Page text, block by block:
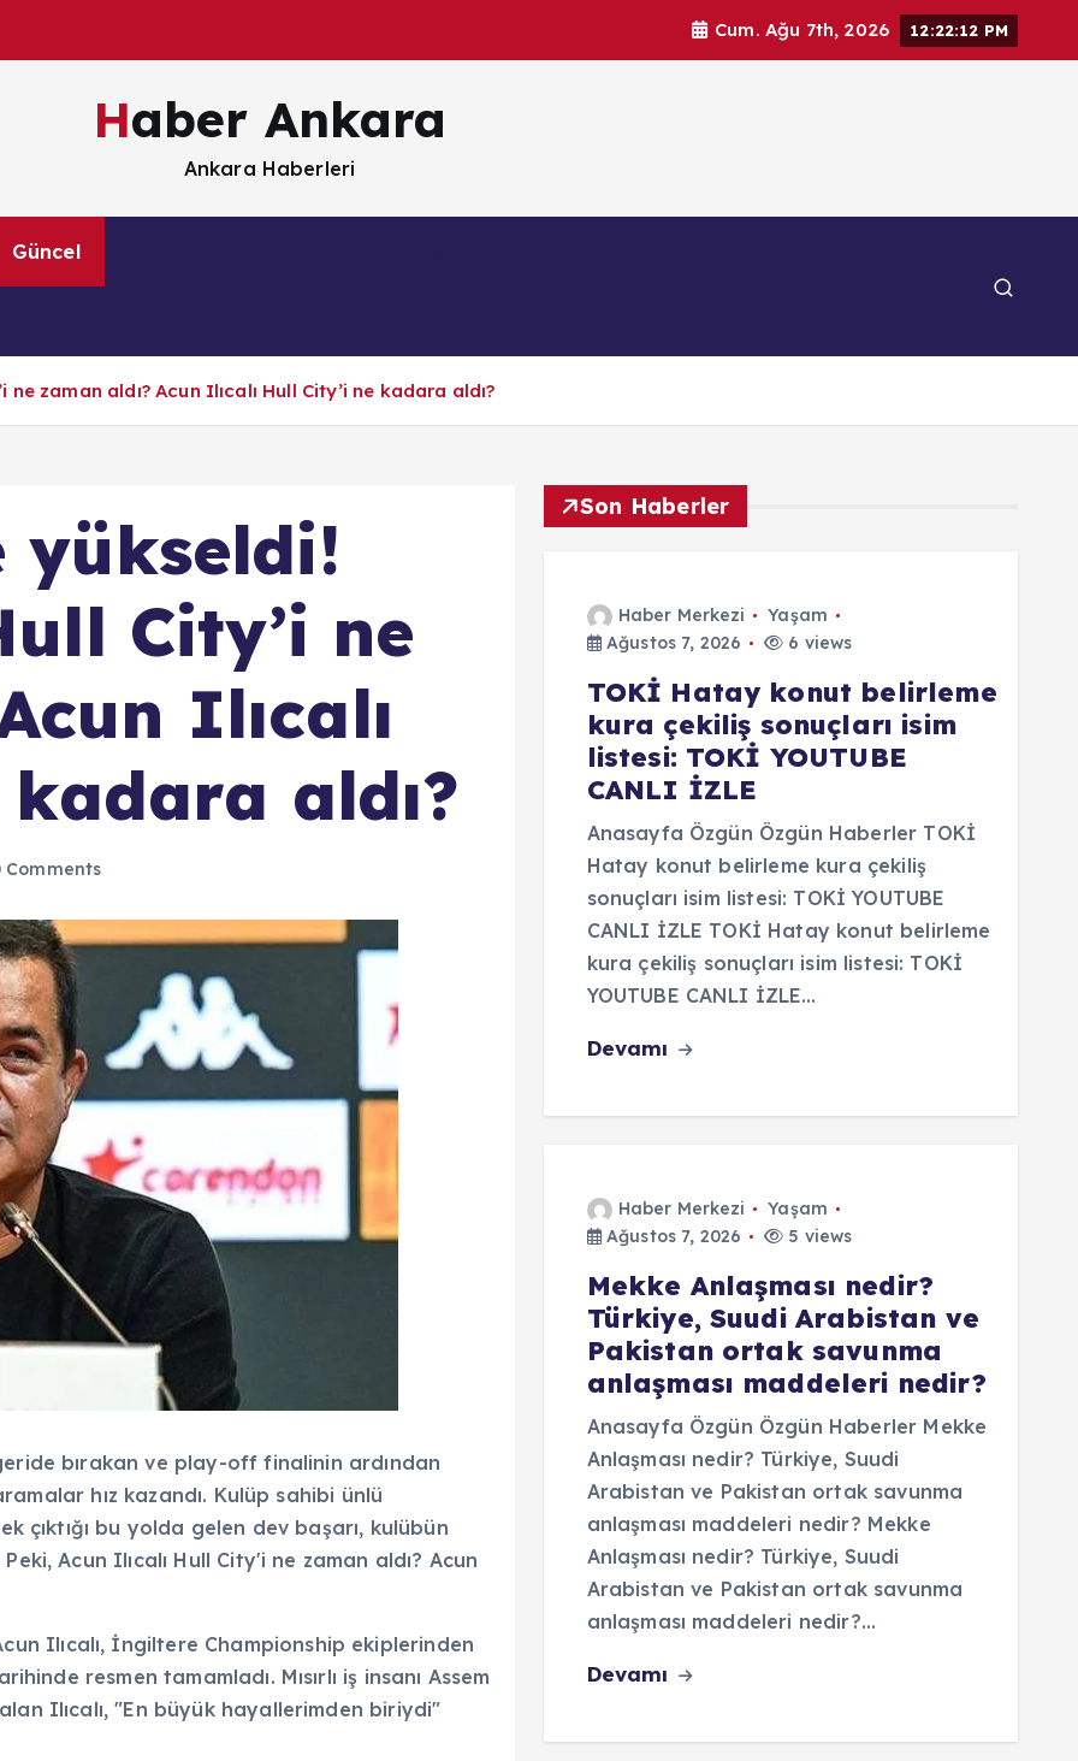
Cum. Ağu 7th, 2026 12:22:13 PM
Haber Ankara
Ankara Haberleri
Güncel
zaman aldı? Acun Ilıcalı Hull City’i ne kadara aldı?
yükseldi!
City’i ne
Ilıcalı
aldı?
bırakan ve play-off finalinin ardından
hız kazandı. Kulüp sahibi ünlü
çıktığı bu yolda gelen dev başarı, kulübün
Acun Ilıcalı Hull City'i ne zaman aldı? Acun
Ilıcalı, İngiltere Championship ekiplerinden
resmen tamamladı. Mısırlı iş insanı Assem
Ilıcalı, "En büyük hayallerimden biriydi"
Son Haberler
Haber Merkezi
Yaşam
Ağustos 7, 2026
6 views
TOKİ Hatay konut belirleme
kura çekiliş sonuçları isim
listesi: TOKİ YOUTUBE
CANLI İZLE
Anasayfa Özgün Özgün Haberler TOKİ
Hatay konut belirleme kura çekiliş
sonuçları isim listesi: TOKİ YOUTUBE
CANLI İZLE TOKİ Hatay konut belirleme
kura çekiliş sonuçları isim listesi: TOKİ
YOUTUBE CANLI İZLE…
Devamı
Haber Merkezi
Yaşam
Ağustos 7, 2026
5 views
Mekke Anlaşması nedir?
Türkiye, Suudi Arabistan ve
Pakistan ortak savunma
anlaşması maddeleri nedir?
Anasayfa Özgün Özgün Haberler Mekke
Anlaşması nedir? Türkiye, Suudi
Arabistan ve Pakistan ortak savunma
anlaşması maddeleri nedir? Mekke
Anlaşması nedir? Türkiye, Suudi
Arabistan ve Pakistan ortak savunma
anlaşması maddeleri nedir?…
Devamı